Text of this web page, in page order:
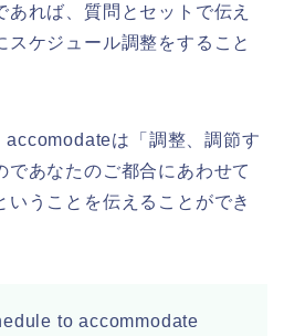
れば、質問とセットで伝え
スケジュール調整をすること
は「調整、調節す
であなたのご都合にあわせて
いうことを伝えることができ
to accommodate